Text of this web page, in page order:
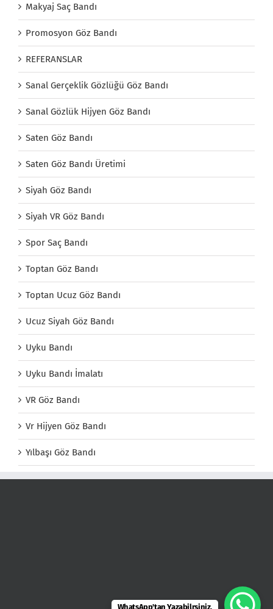
Makyaj Saç Bandı
Promosyon Göz Bandı
REFERANSLAR
Sanal Gerçeklik Gözlüğü Göz Bandı
Sanal Gözlük Hijyen Göz Bandı
Saten Göz Bandı
Saten Göz Bandı Üretimi
Siyah Göz Bandı
Siyah VR Göz Bandı
Spor Saç Bandı
Toptan Göz Bandı
Toptan Ucuz Göz Bandı
Ucuz Siyah Göz Bandı
Uyku Bandı
Uyku Bandı İmalatı
VR Göz Bandı
Vr Hijyen Göz Bandı
Yılbaşı Göz Bandı
WhatsApp'tan Yazabilrsiniz.